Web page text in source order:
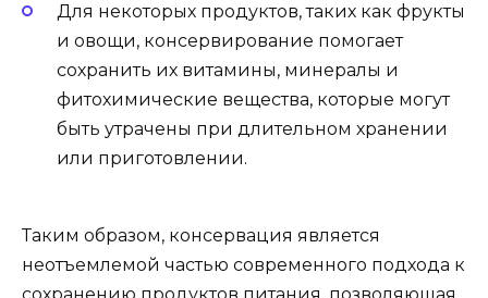
Для некоторых продуктов, таких как фрукты
и овощи, консервирование помогает
сохранить их витамины, минералы и
фитохимические вещества, которые могут
быть утрачены при длительном хранении
или приготовлении.
Таким образом, консервация является
неотъемлемой частью современного подхода к
сохранению продуктов питания, позволяющая